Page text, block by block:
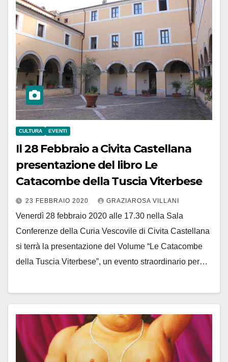
CULTURA EVENTI
Il 28 Febbraio a Civita Castellana
presentazione del libro Le
Catacombe della Tuscia Viterbese
23 FEBBRAIO 2020 GRAZIAROSA VILLANI
Venerdì 28 febbraio 2020 alle 17.30 nella Sala
Conferenze della Curia Vescovile di Civita Castellana
si terrà la presentazione del Volume “Le Catacombe
della Tuscia Viterbese”, un evento straordinario per…